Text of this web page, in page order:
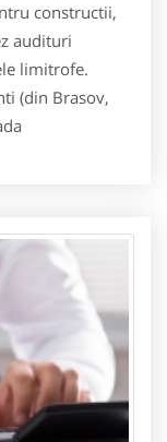
constructii,
audituri
limitrofe.
(din Brasov,